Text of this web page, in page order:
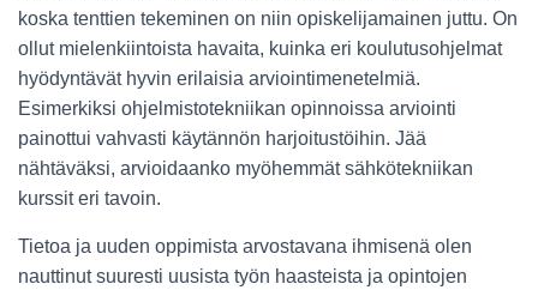
koska tenttien tekeminen on niin opiskelijamainen juttu. On
ollut mielenkiintoista havaita, kuinka eri koulutusohjelmat
hyödyntävät hyvin erilaisia arviointimenetelmiä.
Esimerkiksi ohjelmistotekniikan opinnoissa arviointi
painottui vahvasti käytännön harjoitustöihin. Jää
nähtäväksi, arvioidaanko myöhemmät sähkötekniikan
kurssit eri tavoin.
Tietoa ja uuden oppimista arvostavana ihmisenä olen
nauttinut suuresti uusista työn haasteista ja opintojen